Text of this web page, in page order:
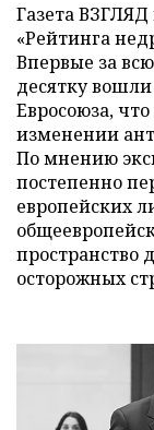
Газета
«Рейтинга
Впервые за
десятку вошли
Евросоюза,
изменении
По мнению
постепенно
европейских
пространство
осторожных